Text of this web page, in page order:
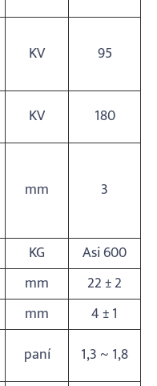
KV 95
KV 180
mm 3
KG
Asi 600
mm
22 ± 2
mm
4 ± 1
paní 1,3 ~ 1,8